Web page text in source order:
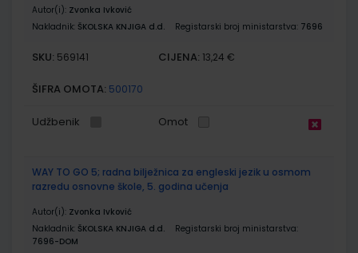
Autor(i): Zvonka Ivković
Nakladnik: ŠKOLSKA KNJIGA d.d. Registarski broj ministarstva: 7696
SKU: 569141 CIJENA: 13,24 €
ŠIFRA OMOTA: 500170
Udžbenik Omot
WAY TO GO 5; radna bilježnica za engleski jezik u osmom
razredu osnovne škole, 5. godina učenja
Autor(i): Zvonka Ivković
Nakladnik: ŠKOLSKA KNJIGA d.d.
Registarski broj ministarstva:
7696-DOM